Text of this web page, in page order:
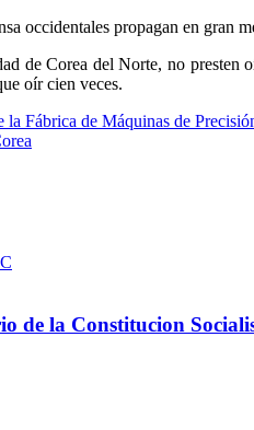
occidentales propagan en gran
de Corea del Norte, no presten
oír cien veces.
Fábrica de Máquinas de
de la Constitucion